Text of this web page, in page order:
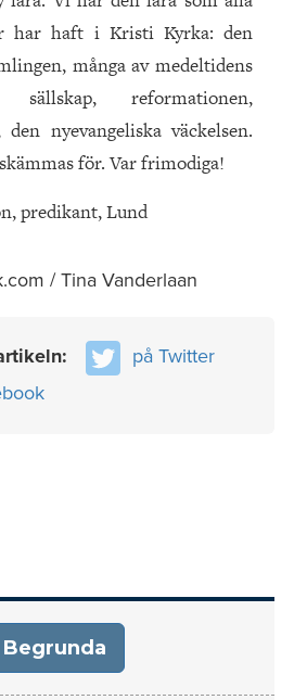
har haft i Kristi Kyrka: den
många av medeltidens
reformationen,
nyevangeliska väckelsen.
för. Var frimodiga!
predikant, Lund
/ Tina Vanderlaan
på Twitter
Begrunda